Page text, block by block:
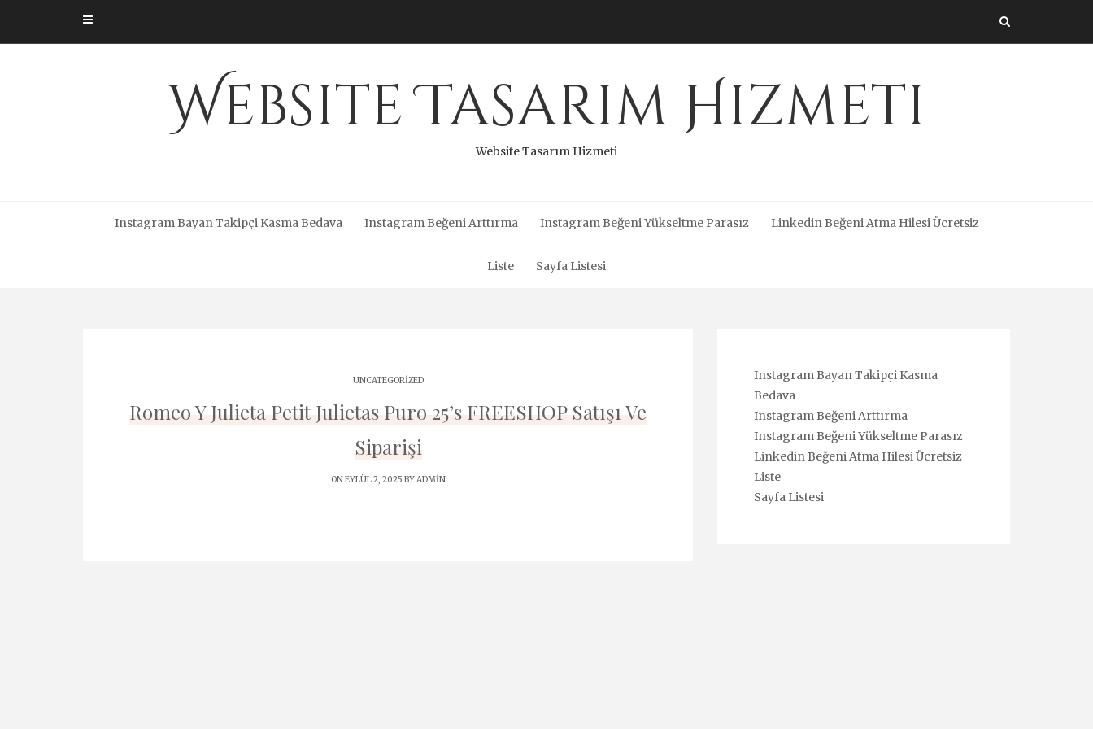
content
Website Tasarım Hizmeti
Website Tasarım Hizmeti
Instagram Bayan Takipçi Kasma Bedava Instagram Beğeni Arttırma Instagram Beğeni Yükseltme Parasız Linkedin Beğeni Atma Hilesi Ücretsiz
Liste Sayfa Listesi
UNCATEGORIZED
Romeo Y Julieta Petit Julietas Puro 25’s FREESHOP Satışı Ve
Siparişi
ON EYLÜL 2, 2025 BYADMIN
Instagram Bayan Takipçi Kasma
Bedava
Instagram Beğeni Arttırma
Instagram Beğeni Yükseltme Parasız
Linkedin Beğeni Atma Hilesi Ücretsiz
Liste
Sayfa Listesi